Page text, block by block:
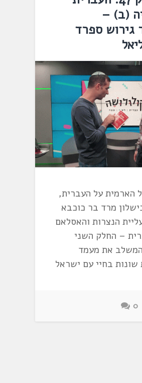
(ב) –
גירוש ספרד
הארמית על העברית,
מרד בר כוכבא
הנצרות והאסלאם
– החלק השני
את מעמד
בחיי עם ישראל
0